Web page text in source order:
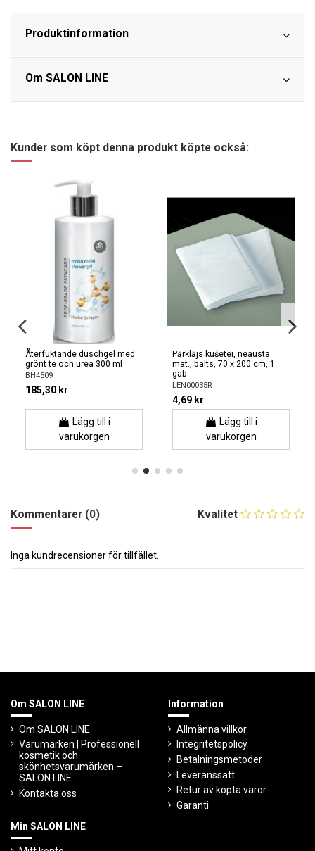
Produktinformation
Om SALON LINE
Kunder som köpt denna produkt köpte också:
Återfuktande duschgel med
grönt te och urea 300 ml
BH4509
185,30 kr
Lägg till i
varukorgen
Pārklājs kušetei, neausta
mat., balts, 70 x 200 cm, 1
gab.
LEN00035R
4,69 kr
Lägg till i
varukorgen
Kvalitet
Kommentarer (0)
Inga kundrecensioner för tillfället.
Om SALON LINE
Om SALON LINE
Varumärken | Professionell
kosmetik och
skönhetsvarumärken –
SALON LINE
Kontakta oss
Information
Allmänna villkor
Integritetspolicy
Betalningsmetoder
Leveranssätt
Retur av köpta varor
Garanti
Min SALON LINE